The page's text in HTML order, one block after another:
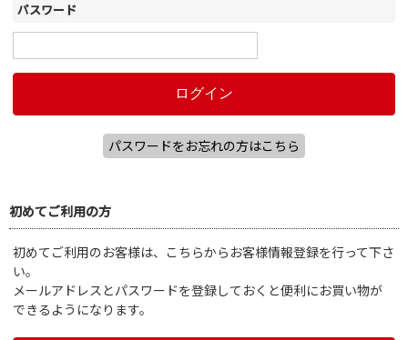
パスワード
パスワードをお忘れの方はこちら
初めてご利用の方
初めてご利用のお客様は、こちらからお客様情報登録を行って下さ
い。
メールアドレスとパスワードを登録しておくと便利にお買い物が
できるようになります。